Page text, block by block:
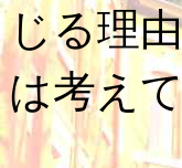
じる理
は考え